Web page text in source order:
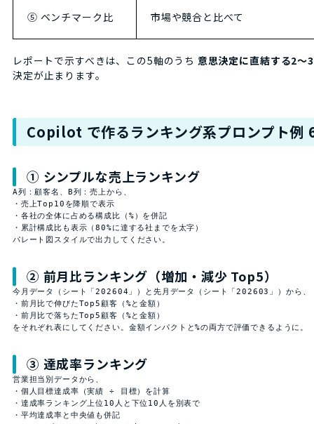
⑤ ベンチマーク比 市場や競合と比べて
レポートで示すべきは、この5軸のうち 意思決定に直結する2〜
決定が止まります。
Copilot で作るランキング系プロンプト例
① シンプルな売上ランキング
A列：顧客名、B列：売上から、
・売上Top10を降順で表示
・各社の全体に占める構成比（%）を併記
・累計構成比も表示（80%に達する社までを太字）
パレート図スタイルで出力してください。
② 前月比ランキング（増加・減少 Top5）
今月データ（シート「202604」）と先月データ（シート「202603」）から、
・前月比で伸びたTop5顧客（%と金額）
・前月比で落ちたTop5顧客（%と金額）
をそれぞれ表にしてください。金額インパクトと%の両方で評価できるように。
③ 達成率ランキング
営業担当別データから、
・個人目標達成率（実績 ÷ 目標）を計算
・達成率ランキング上位10人と下位10人を別表で
・平均達成率と中央値も併記